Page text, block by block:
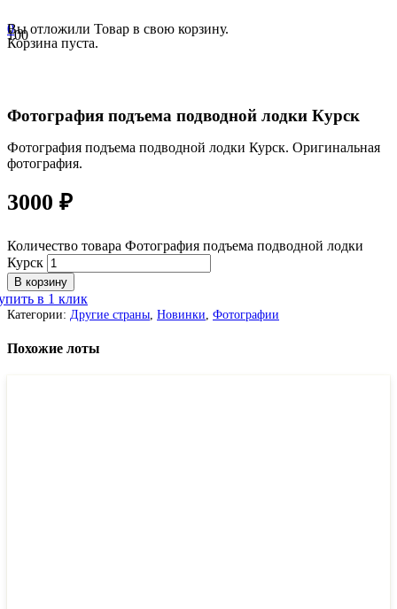
0
Вы отложили Товар в свою корзину.
Корзина пуста.
Фотография подъема подводной лодки Курск
Фотография подъема подводной лодки Курск. Оригинальная
фотография.
3000 ₽
Количество товара Фотография подъема подводной лодки
Курск
В корзину
в 1 клик
Категории: Другие страны Новинки Фотографии
Похожие лоты